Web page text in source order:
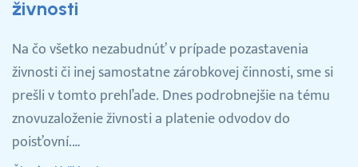
živnosti
Na čo všetko nezabudnúť v prípade pozastavenia
živnosti či inej samostatne zárobkovej činnosti, sme si
prešli v tomto prehľade. Dnes podrobnejšie na tému
znovuzaloženie živnosti a platenie odvodov do
poisťovní.…